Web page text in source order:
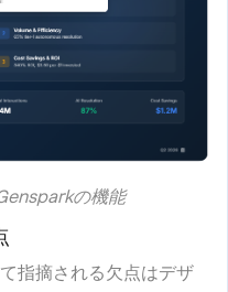
の機能
指摘される欠点はデザ